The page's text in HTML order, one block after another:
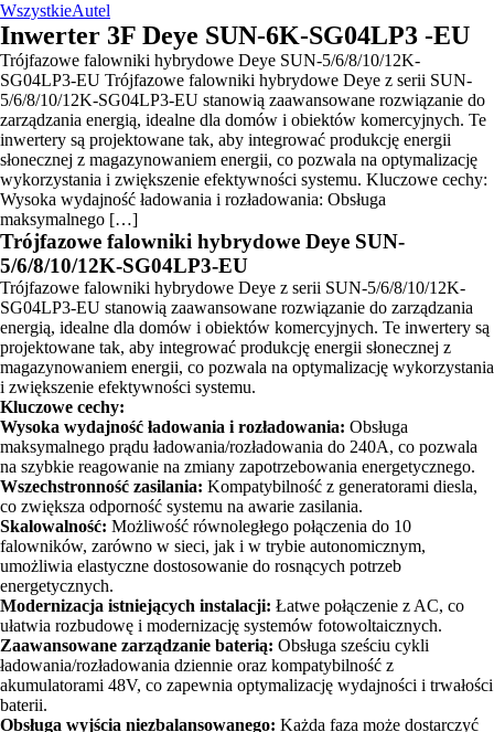
WszystkieAutel
Inwerter 3F Deye SUN-6K-SG04LP3 -EU
Trójfazowe falowniki hybrydowe Deye SUN-5/6/8/10/12K-
SG04LP3-EU Trójfazowe falowniki hybrydowe Deye z serii SUN-
5/6/8/10/12K-SG04LP3-EU stanowią zaawansowane rozwiązanie do
zarządzania energią, idealne dla domów i obiektów komercyjnych. Te
inwertery są projektowane tak, aby integrować produkcję energii
słonecznej z magazynowaniem energii, co pozwala na optymalizację
wykorzystania i zwiększenie efektywności systemu. Kluczowe cechy:
Wysoka wydajność ładowania i rozładowania: Obsługa
maksymalnego […]
Trójfazowe falowniki hybrydowe Deye SUN-
5/6/8/10/12K-SG04LP3-EU
Trójfazowe falowniki hybrydowe Deye z serii SUN-5/6/8/10/12K-
SG04LP3-EU stanowią zaawansowane rozwiązanie do zarządzania
energią, idealne dla domów i obiektów komercyjnych. Te inwertery są
projektowane tak, aby integrować produkcję energii słonecznej z
magazynowaniem energii, co pozwala na optymalizację wykorzystania
i zwiększenie efektywności systemu.
Kluczowe cechy:
Wysoka wydajność ładowania i rozładowania: Obsługa
maksymalnego prądu ładowania/rozładowania do 240A, co pozwala
na szybkie reagowanie na zmiany zapotrzebowania energetycznego.
Wszechstronność zasilania: Kompatybilność z generatorami diesla,
co zwiększa odporność systemu na awarie zasilania.
Skalowalność: Możliwość równoległego połączenia do 10
falowników, zarówno w sieci, jak i w trybie autonomicznym,
umożliwia elastyczne dostosowanie do rosnących potrzeb
energetycznych.
Modernizacja istniejących instalacji: Łatwe połączenie z AC, co
ułatwia rozbudowę i modernizację systemów fotowoltaicznych.
Zaawansowane zarządzanie baterią: Obsługa sześciu cykli
ładowania/rozładowania dziennie oraz kompatybilność z
akumulatorami 48V, co zapewnia optymalizację wydajności i trwałości
baterii.
Obsługa wyjścia niezbalansowanego: Każda faza może dostarczyć